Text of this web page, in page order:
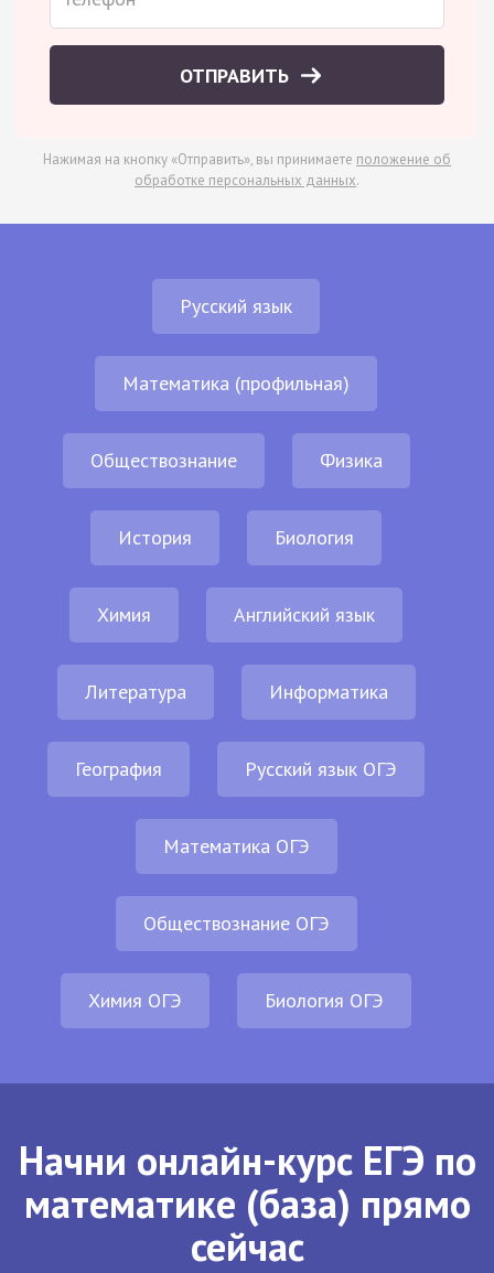
ОТПРАВИТЬ
Нажимая на кнопку «Отправить», вы принимаете положение об
обработке персональных данных.
Русский язык
Математика (профильная)
Обществознание Физика
История Биология
Химия Английский язык
Литература Информатика
География Русский язык ОГЭ
Математика ОГЭ
Обществознание ОГЭ
Химия ОГЭ Биология ОГЭ
Начни онлайн-курс ЕГЭ по
математике (база) прямо
сейчас